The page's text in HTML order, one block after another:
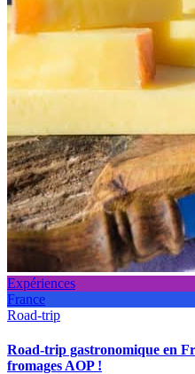
Expériences
France
Road-trip
Road-trip gastronomique en
fromages AOP !